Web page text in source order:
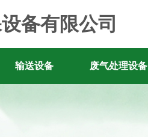
备有限公司
输送设备 废气处理设备